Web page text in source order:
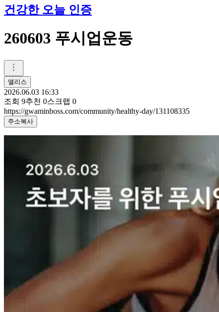
건강한 오늘 인증
260603 푸시업운동
앨리스
2026.06.03 16:33
조회 9추천 0스크랩 0
https://gwaminboss.com/community/healthy-day/131108335
주소복사